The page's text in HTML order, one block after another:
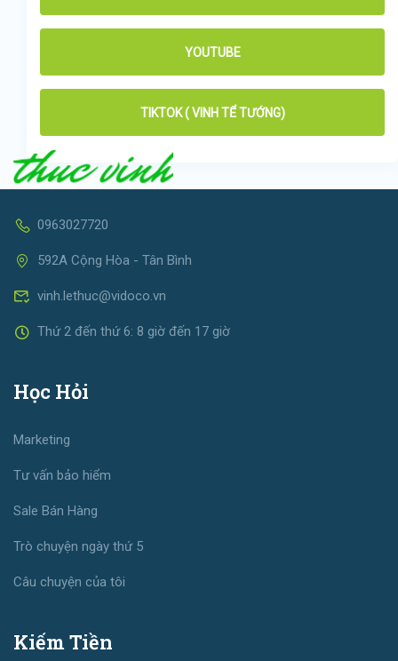
YOUTUBE
TIKTOK ( VINH TỂ TƯỚNG)
0963027720
592A Cộng Hòa - Tân Bình
vinh.lethuc@vidoco.vn
Thứ 2 đến thứ 6: 8 giờ đến 17 giờ
Học Hỏi
Marketing
Tư vấn bảo hiểm
Sale Bán Hàng
Trò chuyện ngày thứ 5
Câu chuyện của tôi
Kiếm Tiền